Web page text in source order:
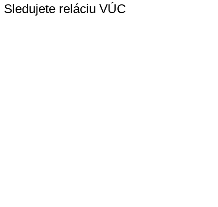
Sledujete reláciu VÚC